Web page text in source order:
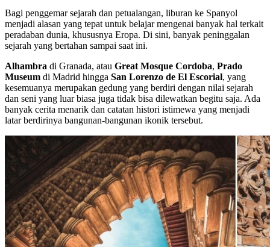
Bagi penggemar sejarah dan petualangan, liburan ke Spanyol
menjadi alasan yang tepat untuk belajar mengenai banyak hal terkait
peradaban dunia, khususnya Eropa. Di sini, banyak peninggalan
sejarah yang bertahan sampai saat ini.
Alhambra di Granada, atau Great Mosque Cordoba, Prado
Museum di Madrid hingga San Lorenzo de El Escorial, yang
kesemuanya merupakan gedung yang berdiri dengan nilai sejarah
dan seni yang luar biasa juga tidak bisa dilewatkan begitu saja. Ada
banyak cerita menarik dan catatan histori istimewa yang menjadi
latar berdirinya bangunan-bangunan ikonik tersebut.